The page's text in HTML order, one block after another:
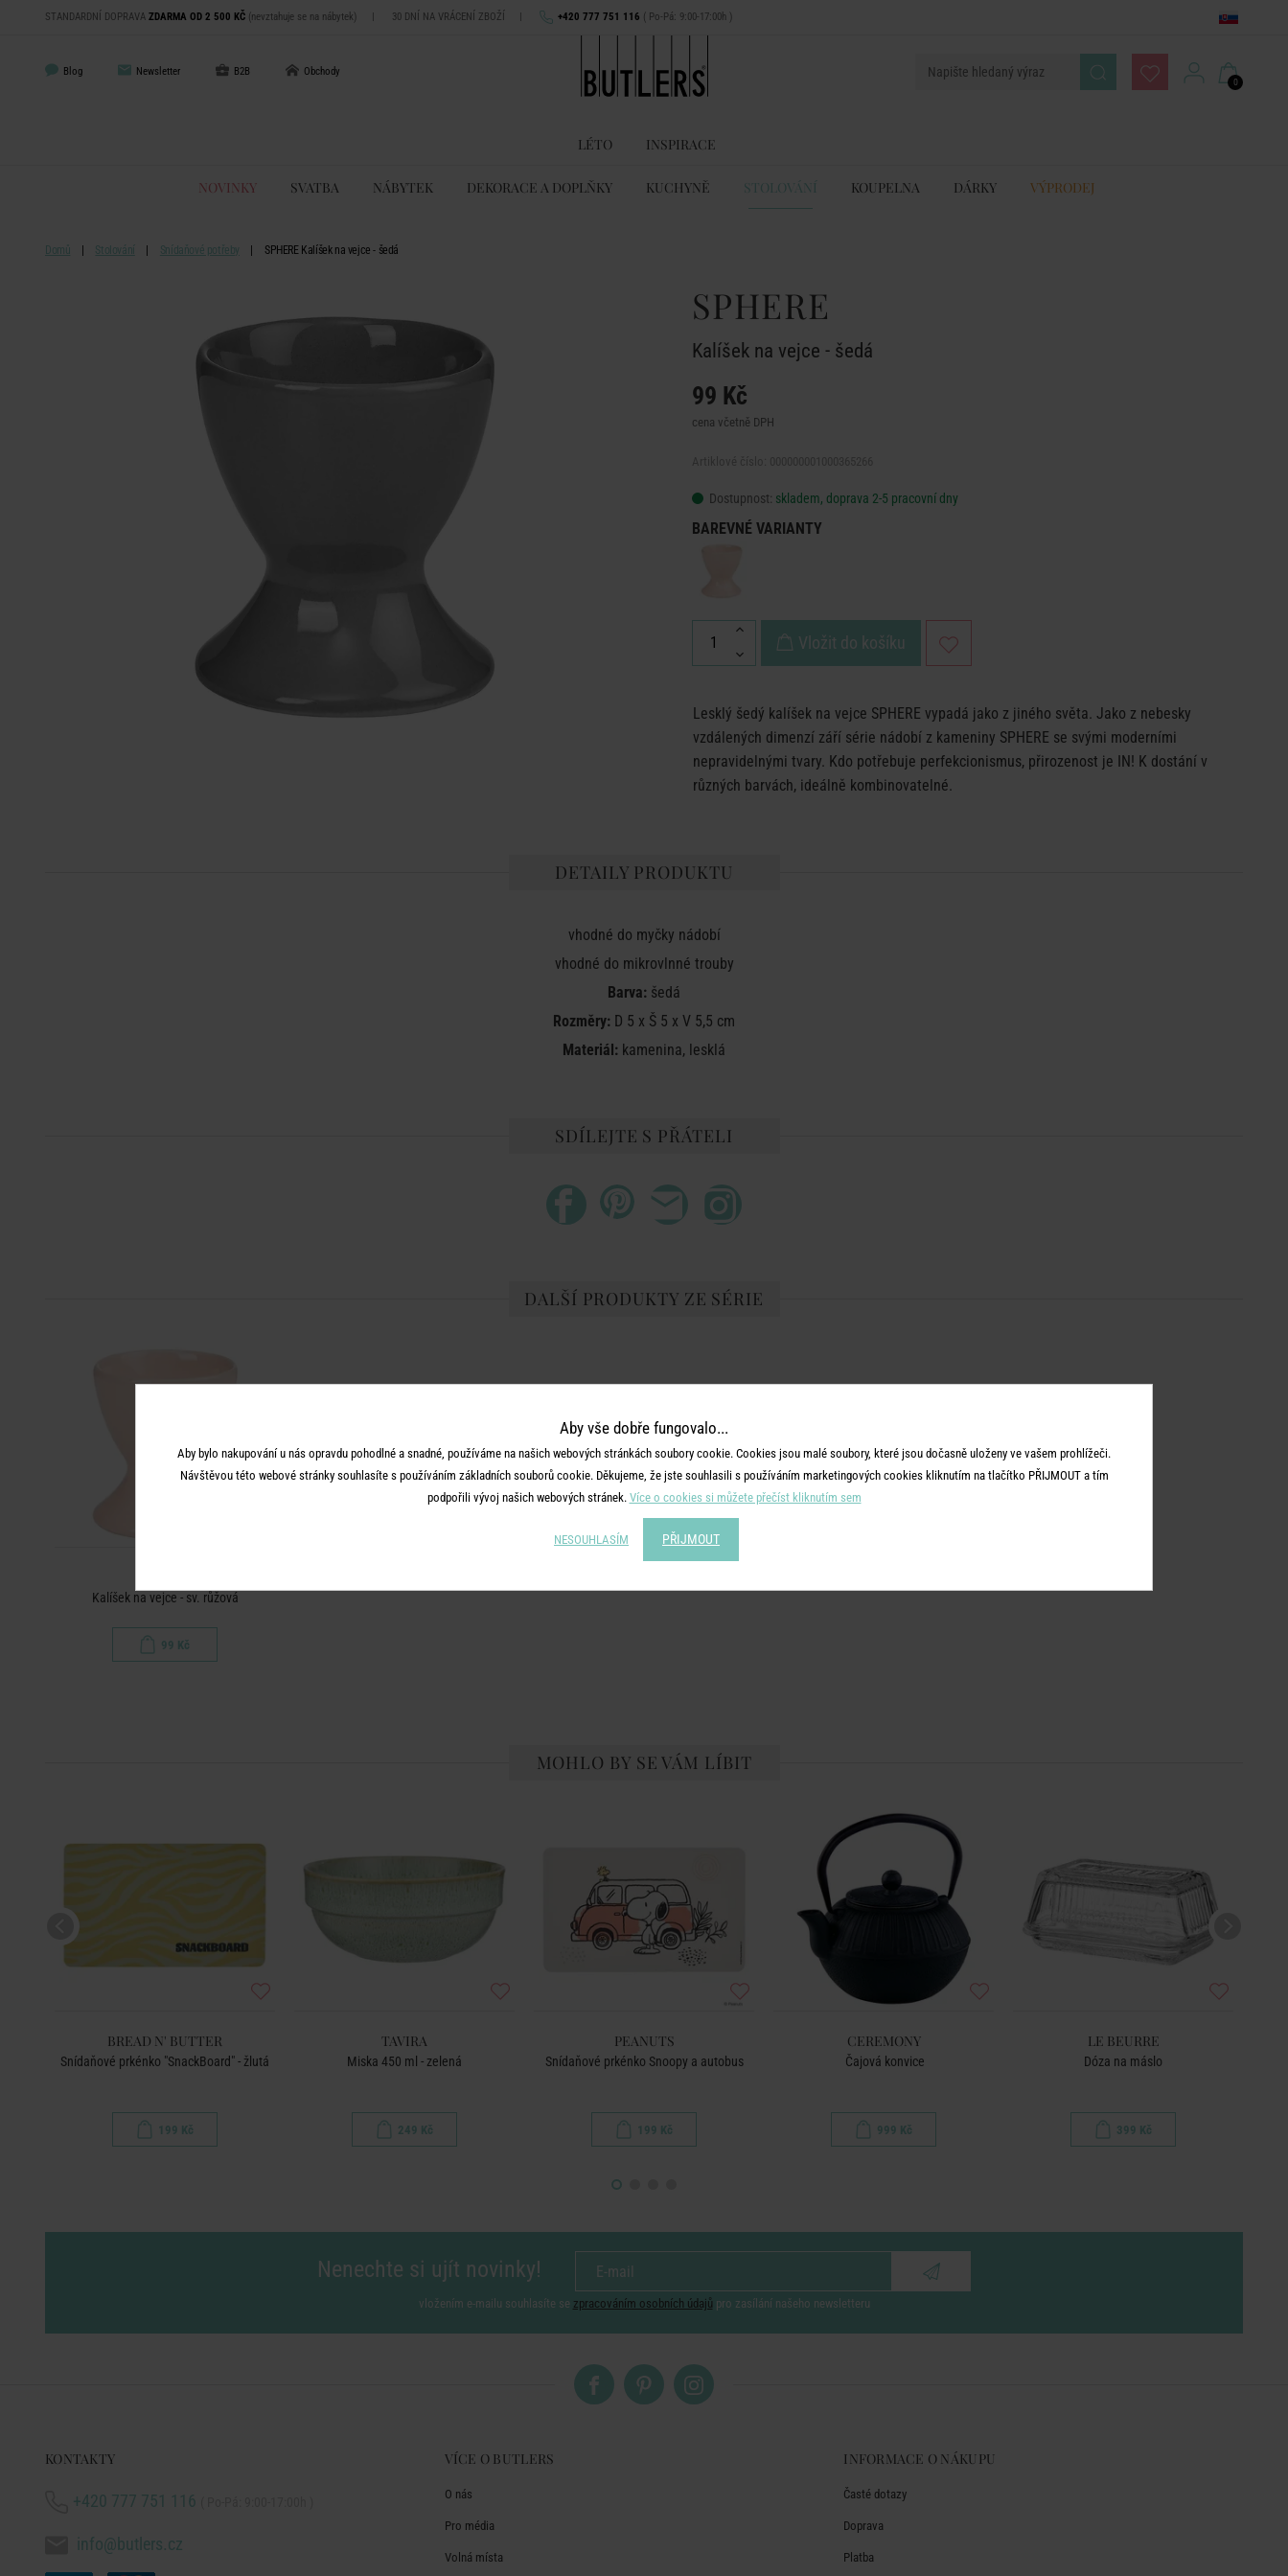
STANDARDNÍ DOPRAVA ZDARMA OD 2 500 KČ (nevztahuje se na nábytek) | 30 DNÍ NA VRÁCENÍ ZBOŽÍ | +420 777 751 116 ( Po-Pá: 9:00-17:00h )
Blog Newsletter B2B Obchody
0
LÉTO INSPIRACE
NOVINKY SVATBA NÁBYTEK DEKORACE A DOPLŇKY KUCHYNĚ STOLOVÁNÍ KOUPELNA DÁRKY VÝPRODEJ
Domů Stolování Snídaňové potřeby SPHERE Kalíšek na vejce - šedá
SPHERE
Kalíšek na vejce - šedá
99 Kč
cena včetně DPH
Dostupnost: skladem, doprava 2-5 pracovní dny
BAREVNÉ VARIANTY
Vložit do košíku
Lesklý šedý kalíšek na vejce SPHERE vypadá jako z jiného světa. Jako z nebesky
vzdálených dimenzí září série nádobí z kameniny SPHERE se svými moderními
nepravidelnými tvary. Kdo potřebuje perfekcionismus, přirozenost je IN! K dostání v
různých barvách, ideálně kombinovatelné.
DETAILY PRODUKTU
vhodné do myčky nádobí
vhodné do mikrovlnné trouby
Barva: šedá
Rozměry: D 5 x Š 5 x V 5,5 cm
Materiál: kamenina, lesklá
SDÍLEJTE S PŘÁTELI
DALŠÍ PRODUKTY ZE SÉRIE
Kalíšek na vejce - sv. růžová
99 Kč
MOHLO BY SE VÁM LÍBIT
BREAD N' BUTTER
Snídaňové prkénko "SnackBoard" - žlutá
199 Kč
TAVIRA
Miska 450 ml - zelená
249 Kč
PEANUTS
Snídaňové prkénko Snoopy a autobus
199 Kč
CEREMONY
Čajová konvice
999 Kč
LE BEURRE
Dóza na máslo
399 Kč
Nenechte si ujít novinky!
vložením e-mailu souhlasíte se zpracováním osobních údajů pro zasílání našeho newsletteru
KONTAKTY
+420 777 751 116
info@butlers.cz
VÍCE O BUTLERS
O nás
Pro média
Volná místa
INFORMACE O NÁKUPU
Časté dotazy
Doprava
Platba
Aby vše dobře fungovalo...
Aby bylo nakupování u nás opravdu pohodlné a snadné, používáme na našich webových stránkách soubory cookie. Cookies jsou malé soubory, které jsou dočasně uloženy ve vašem prohlížeči.
Návštěvou této webové stránky souhlasíte s používáním základních souborů cookie. Děkujeme, že jste souhlasili s používáním marketingových cookies kliknutím na tlačítko PŘIJMOUT a tím
podpořili vývoj našich webových stránek. Více o cookies si můžete přečíst kliknutím sem
NESOUHLASÍM PŘIJMOUT